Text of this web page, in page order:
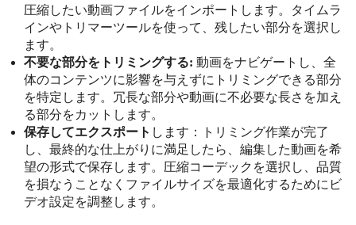
圧縮したい動画ファイルをインポートします。タイムラ
インやトリマーツールを使って、残したい部分を選択し
ます。
不要な部分をトリミングする: 動画をナビゲートし、全
体のコンテンツに影響を与えずにトリミングできる部分
を特定します。冗長な部分や動画に不必要な長さを加え
る部分をカットします。
保存してエクスポート します：トリミング作業が完了
し、最終的な仕上がりに満足したら、編集した動画を希
望の形式で保存します。圧縮コーデックを選択し、品質
を損なうことなくファイルサイズを最適化するためにビ
デオ設定を調整します。